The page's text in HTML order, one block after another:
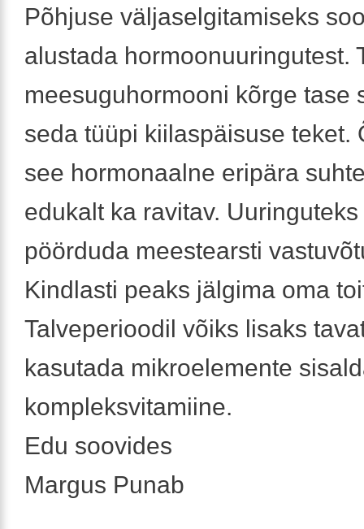
Põhjuse väljaselgitamiseks
alustada hormoonuuringutest.
meesuguhormooni kõrge tase
seda tüüpi kiilaspäisuse teket.
see hormonaalne eripära
edukalt ka ravitav.
pöörduda meestearsti
Kindlasti peaks jälgima oma
Talveperioodil võiks lisaks
kasutada mikroelemente
kompleksvitamiine.
Edu soovides
Margus Punab